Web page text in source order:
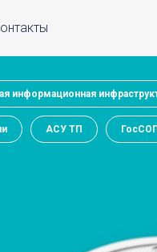
информационная
АСУ ТП